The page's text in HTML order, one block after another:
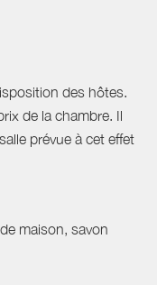
des hôtes.
de la chambre. Il
prévue à cet effet
maison, savon